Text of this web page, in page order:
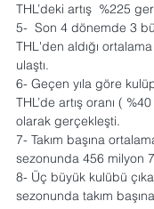
THL’deki artış  %225
5-  Son 4 dönemde 3
THL'den aldığı
ulaştı.
6- Geçen yıla göre
THL’de artış oranı (
olarak gerçekleşti.
7- Takım başına
sezonunda 456 milyon
8- Üç büyük kulübü
sezonunda takım